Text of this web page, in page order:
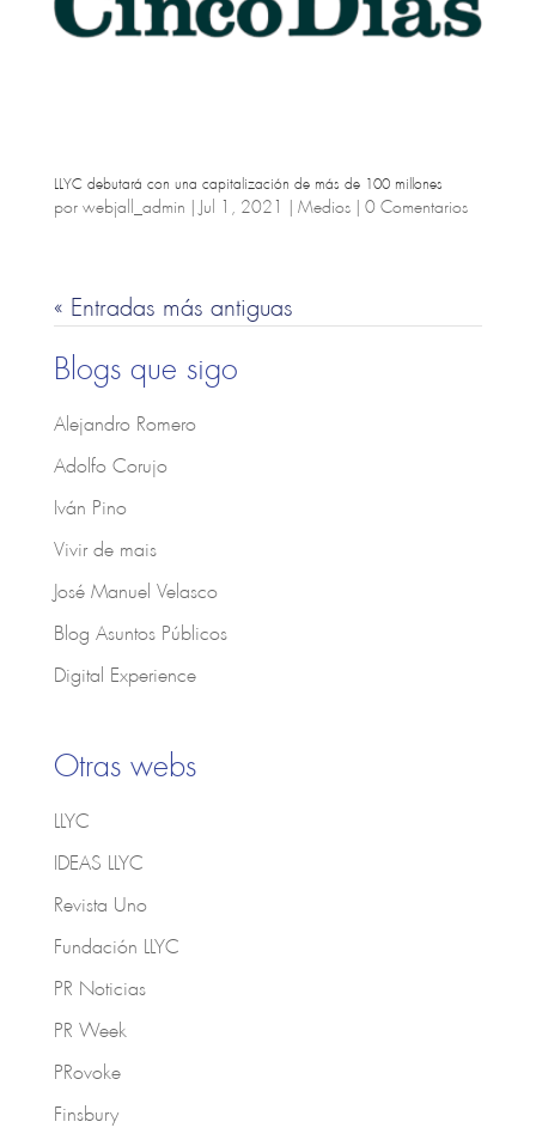
LLYC debutará con una capitalización de más de 100 millones
por webjall_admin |Jul 1, 2021 | Medios| 0 Comentarios
« Entradas más antiguas
Blogs que sigo
Alejandro Romero
Adolfo Corujo
Iván Pino
Vivir de mais
José Manuel Velasco
Blog Asuntos Públicos
Digital Experience
Otras webs
LLYC
IDEAS LLYC
Revista Uno
Fundación LLYC
PR Noticias
PR Week
PRovoke
Finsbury